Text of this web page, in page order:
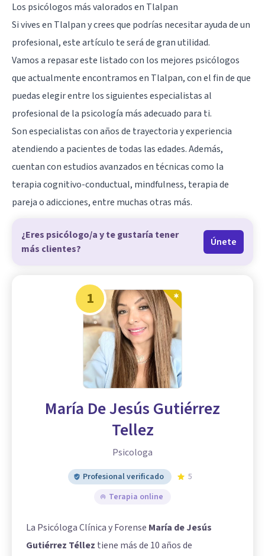
Los psicólogos más valorados en Tlalpan
Si vives en Tlalpan y crees que podrías necesitar ayuda de un
profesional, este artículo te será de gran utilidad.
Vamos a repasar este listado con los mejores psicólogos
que actualmente encontramos en Tlalpan, con el fin de que
puedas elegir entre los siguientes especialistas al
profesional de la psicología más adecuado para ti.
Son especialistas con años de trayectoria y experiencia
atendiendo a pacientes de todas las edades. Además,
cuentan con estudios avanzados en técnicas como la
terapia cognitivo-conductual, mindfulness, terapia de
pareja o adicciones, entre muchas otras más.
¿Eres psicólogo/a y te gustaría tener
más clientes?
Únete
1
María De Jesús Gutiérrez
Tellez
Psicologa
Profesional verificado
5
Terapia online
La Psicóloga Clínica y Forense María de Jesús
Gutiérrez Téllez tiene más de 10 años de